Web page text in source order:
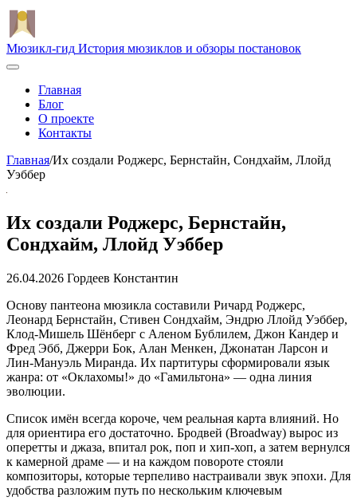
Мюзикл-гид История мюзиклов и обзоры постановок
Главная
Блог
О проекте
Контакты
Главная/Их создали Роджерс, Бернстайн, Сондхайм, Ллойд
Уэббер
Их создали Роджерс, Бернстайн,
Сондхайм, Ллойд Уэббер
26.04.2026 Гордеев Константин
Основу пантеона мюзикла составили Ричард Роджерс,
Леонард Бернстайн, Стивен Сондхайм, Эндрю Ллойд Уэббер,
Клод‑Мишель Шёнберг с Аленом Бублилем, Джон Кандер и
Фред Эбб, Джерри Бок, Алан Менкен, Джонатан Ларсон и
Лин‑Мануэль Миранда. Их партитуры сформировали язык
жанра: от «Оклахомы!» до «Гамильтона» — одна линия
эволюции.
Список имён всегда короче, чем реальная карта влияний. Но
для ориентира его достаточно. Бродвей (Broadway) вырос из
оперетты и джаза, впитал рок, поп и хип‑хоп, а затем вернулся
к камерной драме — и на каждом повороте стояли
композиторы, которые терпеливо настраивали звук эпохи. Для
удобства разложим путь по нескольким ключевым